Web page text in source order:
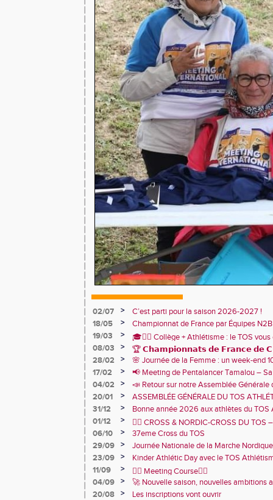
02/07 >
C’est parti pour la saison 2026-2027 !
18/05
>
Championnat de France par Équipes
1er avec 86 787 points !🩷
19/03 >
🎓🏃‍♂️ Collège + Athlétisme : le TOS
sportive du collège Marie Curie !
08/03 >
🏆 𝗖𝗵𝗮𝗺𝗽𝗶𝗼𝗻𝗻𝗮𝘁𝘀 𝗱𝗲 𝗙𝗿𝗮𝗻𝗰𝗲 𝗱𝗲
🏅
28/02 >
🌸 Journée de la Femme : un week-end
TOS Athlétisme
17/02 >
📢 Meeting de Pentalancer Tamalou –
04/02
>
📣 Retour sur notre Assemblée
2026 🙌
20/01 >
ASSEMBLÉE GÉNÉRALE DU TOS
JANVIER 18h30 – CENTRE SPORTIF DE
31/12 >
Bonne année 2026 aux athlètes du TOS
01/12
>
🏃‍♂️ CROSS & NORDIC-CROSS DU
et de convivialité ! 🏃‍♀️
06/10 >
37eme Cross du TOS
29/09
>
Journée Nationale de la Marche Nordique
23/09
>
Kinder Athlétic Day avec le TOS
11/09
>
🏃‍♂️ Meeting Course🏃‍♀️
04/09
>
🚀 Nouvelle saison, nouvelles ambitions
20/08
>
Les inscriptions vont ouvrir